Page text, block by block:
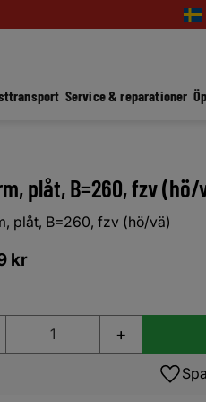
Service & reparationer
plåt, B=260, fzv (hö/
plåt, B=260, fzv (hö/vä)
kr
+